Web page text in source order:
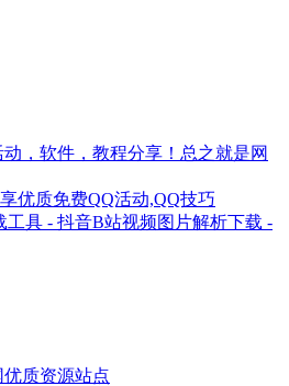
，软件，教程分享！总之就是网
优质免费QQ活动,QQ技巧
工具 - 抖音B站视频图片解析下载 -
质资源站点